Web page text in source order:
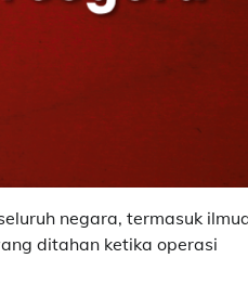
negara, termasuk
ditahan ketika operasi